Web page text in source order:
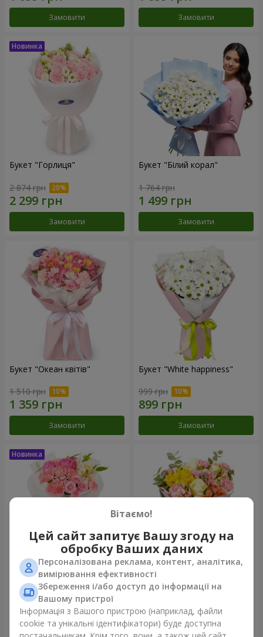
Замовити Замовити
Букет "Горлиця"
2 874 грн
Замовити
Букет "Білий корал"
1 764 грн
Замовити
Букет "Океан квітів"
1 510 грн
Замовити
Букет "White happiness"
999 грн
Замовити
Букет "Рожевий зефір"
1 411 грн
Замовити
Букет "Дзінтарс"
Замовити
Вітаємо!
Цей сайт запитує Вашу згоду на
обробку Ваших даних
Персоналізована реклама, контент, аналітика,
вимірювання ефективності
Збереження і/або доступ до інформації на
Вашому пристрої
Інформація з Вашого пристрою (наприклад, файли
cookie та унікальні ідентифікатори) буде доступна